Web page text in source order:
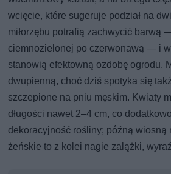
wcięcie, które sugeruje podział na
miłorzębu potrafią zachwycić barwą
ciemnozielonej po czerwonawą — i
stanowią efektowną ozdobę ogrodu.
dwupienną, choć dziś spotyka się
szczepione na pniu męskim. Kwiaty
długości nawet 2–4 cm, co
dekoracyjność rośliny; późną wiosną
żeńskie to z kolei nagie zalążki,